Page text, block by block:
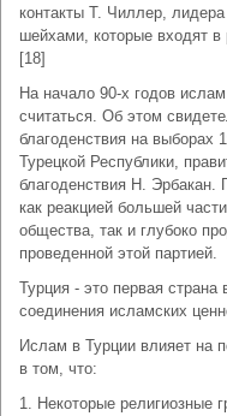
контакты Т. Чиллер,
шейхами, которые входят в
[18]
На начало 90-х годов
считаться. Об этом
благоденствия на выборах
Турецкой Республики,
благоденствия Н.
как реакцией большей
общества, так и глубоко
проведенной этой партией.
Турция - это первая
соединения исламских
Ислам в Турции влияет на
в том, что:
1. Некоторые религиозные